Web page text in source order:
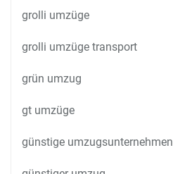
grolli umzüge
grolli umzüge transport
grün umzug
gt umzüge
günstige umzugsunternehmen